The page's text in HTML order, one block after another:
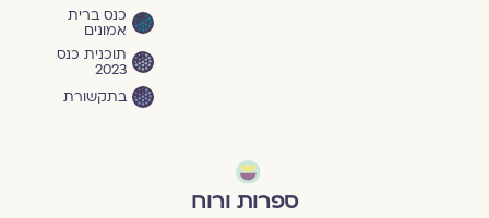
כנס ברית
אמונים
תוכנית כנס
2023
בתקשורת
ספרות ורוח